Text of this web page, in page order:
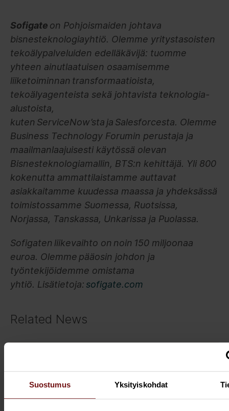
Suostumus Yksityiskohdat
Sofigate on Pohjoismaiden johtava
bisnesteknologiayhtiö. Olemme yritystasoisten
tekoälypalveluiden edelläkävijä: tuomme
yhteen ainutlaatuisen osaamisemme
liiketoiminnan transformaatioista,
tekoälyagenteista sekä johtavista teknologia-
alustoista,
kuten ServiceNow’sta ja Salesforcesta. Olemme
Business Technology Forumin perustaja ja
maailmanlaajuisesti käytössä olevan
Bisnesteknologiamallin, BTS:n kehittäjä. Yli 800
kokenutta ammattilaistamme auttavat
asiakkaitamme kuudessa maassa ja yhdeksässä
toimistossamme Suomessa, Ruotsissa,
Norjassa, Tanskassa, Unkarissa ja Puolassa.
Sofigaten liikevaihto on noin 150 miljoonaa
euroa. Olemme pääosin johdon ja
työntekijöidemme omistama
yhtiö. Lisätietoja: sofigate.com
Related News